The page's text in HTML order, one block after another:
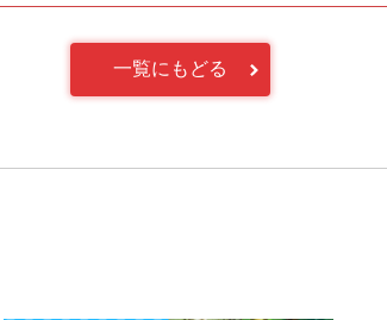
一覧にもどる